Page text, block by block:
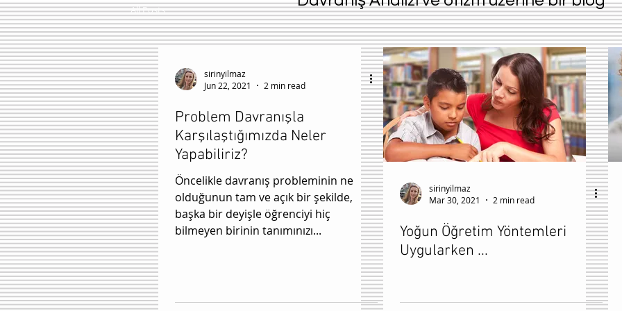
All Posts
sirinyilmaz
Jun 22, 2021
2 min read
Problem Davranışla
Karşılaştığımızda Neler
Yapabiliriz?
Öncelikle davranış probleminin ne
olduğunun tam ve açık bir şekilde,
başka bir deyişle öğrenciyi hiç
bilmeyen birinin tanımınızı...
sirinyilmaz
Mar 30, 2021
2 min read
Yoğun Öğretim Yöntemleri
Uygularken ...